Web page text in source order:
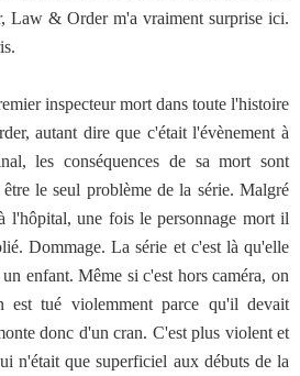
Law & Order m'a vraiment surprise ici.
inspecteur mort dans toute l'histoire
autant dire que c'était l'évènement à
les conséquences de sa mort sont
le seul problème de la série. Malgré
l'hôpital, une fois le personnage mort il
Dommage. La série et c'est là qu'elle
un enfant. Même si c'est hors caméra, on
est tué violemment parce qu'il devait
donc d'un cran. C'est plus violent et
n'était que superficiel aux débuts de la